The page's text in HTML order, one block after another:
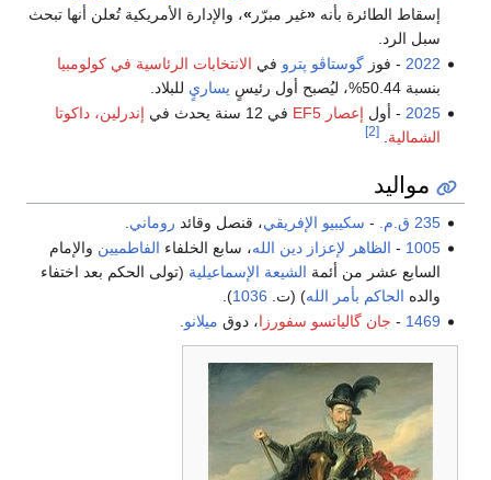
إسقاط الطائرة بأنه«غير مبرّر »، والإدارة الأمريكية تُعلن أنها تبحث
سبل الرد.
2022 - فوزگوستاڤو پترو في الانتخابات الرئاسية في كولومبيا
بنسبة 50.44%، ليُصبح أول رئيسٍ
يساريٍ للبلاد.
2025 - أول إعصار EF5 في 12 سنة يحدث في
إندرلين، داكوتا
الشمالية.
[2]
مواليد
235 ق.م. - سكيبيو الإفريقي، قنصل وقائد روماني
1005
- الظاهر لإعزاز دين الله، سابع الخلفاء الفاطميين والإمام
السابع عشر من أئمة الشيعة الإسماعيلية (تولى الحكم بعد اختفاء
والده الحاكم بأمر الله) (ت. 1036
).
1469
- جان گالياتسو سفورزا، دوق ميلانو.